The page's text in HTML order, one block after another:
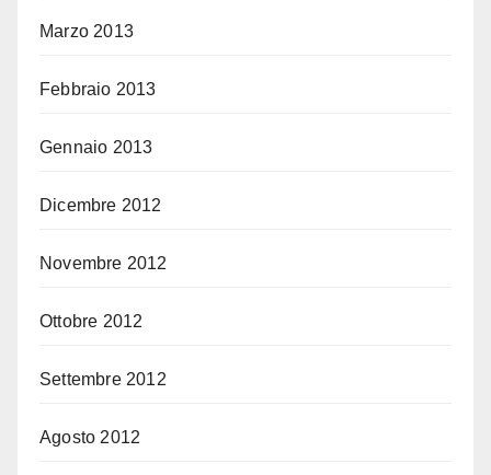
Marzo 2013
Febbraio 2013
Gennaio 2013
Dicembre 2012
Novembre 2012
Ottobre 2012
Settembre 2012
Agosto 2012